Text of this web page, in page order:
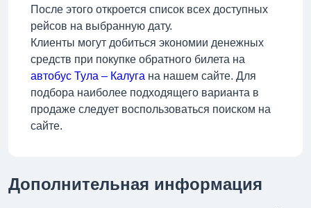
После этого откроется список всех доступных
рейсов на выбранную дату.
Клиенты могут добиться экономии денежных
средств при покупке обратного билета на
автобус Тула – Калуга на нашем сайте. Для
подбора наиболее подходящего варианта в
продаже следует воспользоваться поиском на
сайте.
Дополнительная информация